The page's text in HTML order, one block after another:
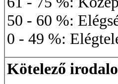
50 - 60 %:
0 - 49 %:
Kötelező